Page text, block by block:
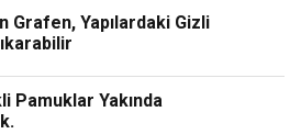
Grafen, Yapılardaki Gizli
Pamuklar Yakında